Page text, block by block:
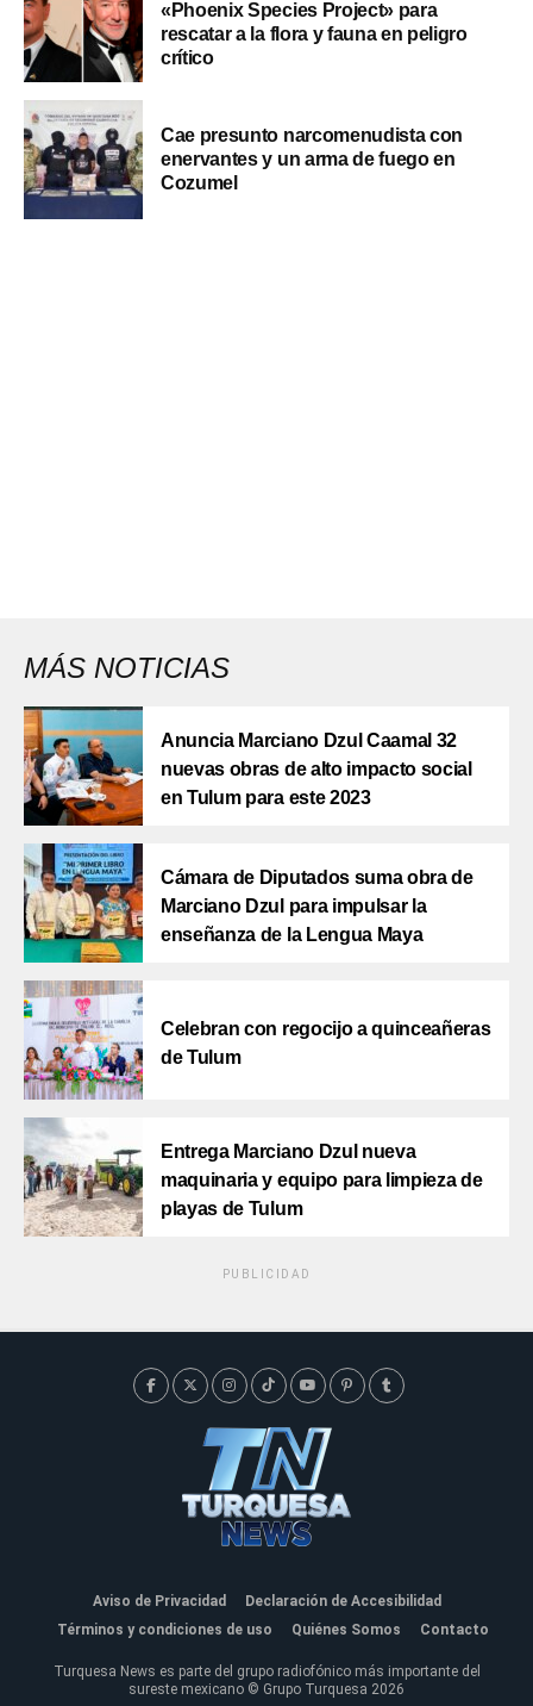
«Phoenix Species Project» para
rescatar a la flora y fauna en peligro
crítico
Cae presunto narcomenudista con
enervantes y un arma de fuego en
Cozumel
MÁS NOTICIAS
Anuncia Marciano Dzul Caamal 32
nuevas obras de alto impacto social
en Tulum para este 2023
Cámara de Diputados suma obra de
Marciano Dzul para impulsar la
enseñanza de la Lengua Maya
Celebran con regocijo a quinceañeras
de Tulum
Entrega Marciano Dzul nueva
maquinaria y equipo para limpieza de
playas de Tulum
PUBLICIDAD
Aviso de Privacidad
Declaración de Accesibilidad
Términos y condiciones de uso
Quiénes Somos Contacto
Turquesa News es parte del grupo radiofónico más importante del
sureste mexicano © Grupo Turquesa 2026